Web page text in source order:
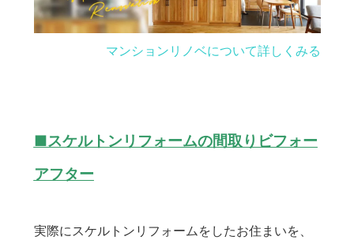
マンションリノベについて詳しくみる
■スケルトンリフォームの間取りビフォー
アフター
実際にスケルトンリフォームをしたお住まいを、